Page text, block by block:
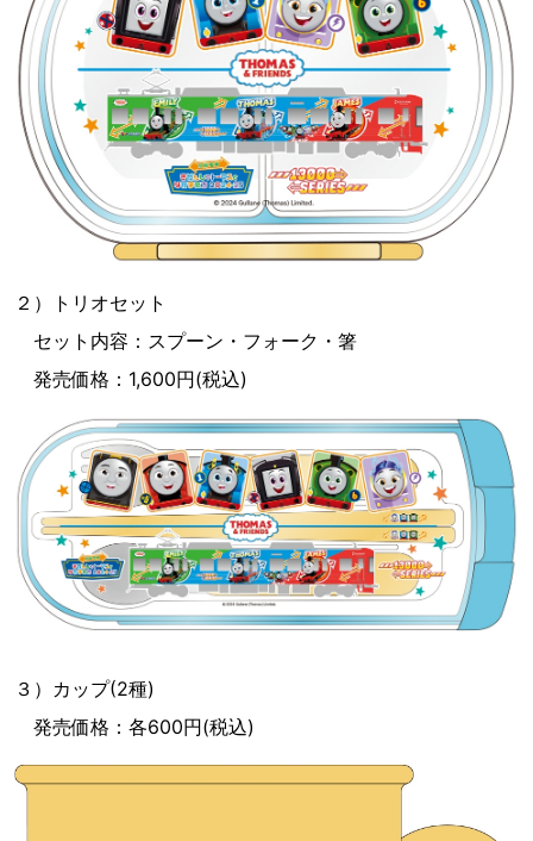
２）トリオセット
セット内容：スプーン・フォーク・箸
発売価格：1,600円(税込)
３）カップ(2種)
発売価格：各600円(税込)